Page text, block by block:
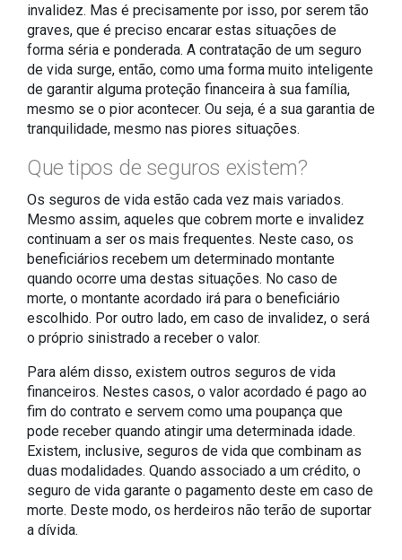
invalidez. Mas é precisamente por isso, por serem tão
graves, que é preciso encarar estas situações de
forma séria e ponderada. A contratação de um seguro
de vida surge, então, como uma forma muito inteligente
de garantir alguma proteção financeira à sua família,
mesmo se o pior acontecer. Ou seja, é a sua garantia de
tranquilidade, mesmo nas piores situações.
Que tipos de seguros existem?
Os seguros de vida estão cada vez mais variados.
Mesmo assim, aqueles que cobrem morte e invalidez
continuam a ser os mais frequentes. Neste caso, os
beneficiários recebem um determinado montante
quando ocorre uma destas situações. No caso de
morte, o montante acordado irá para o beneficiário
escolhido. Por outro lado, em caso de invalidez, o será
o próprio sinistrado a receber o valor.
Para além disso, existem outros seguros de vida
financeiros. Nestes casos, o valor acordado é pago ao
fim do contrato e servem como uma poupança que
pode receber quando atingir uma determinada idade.
Existem, inclusive, seguros de vida que combinam as
duas modalidades. Quando associado a um crédito, o
seguro de vida garante o pagamento deste em caso de
morte. Deste modo, os herdeiros não terão de suportar
a dívida.